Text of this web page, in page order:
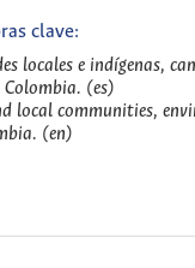
clave:
locales e indígenas,
(es)
local communities,
(en)